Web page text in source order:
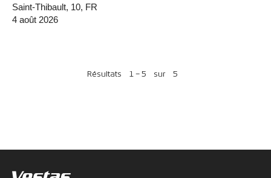
Saint-Thibault, 10, FR
4 août 2026
Résultats 1 – 5 sur 5